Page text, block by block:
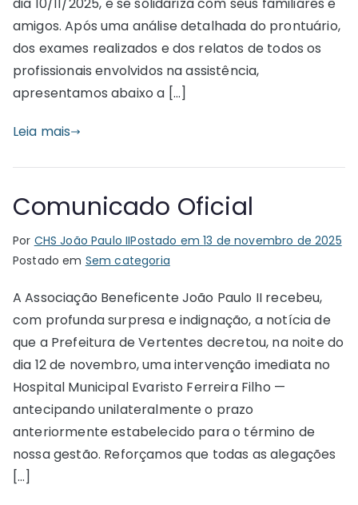
amigos. Após uma análise detalhada do prontuário,
dos exames realizados e dos relatos de todos os
profissionais envolvidos na assistência,
apresentamos abaixo a […]
Leia mais
Comunicado Oficial
Por CHS João Paulo IIPostado em13 de novembro de 2025
Postado em Sem categoria
A Associação Beneficente João Paulo II recebeu,
com profunda surpresa e indignação, a notícia de
que a Prefeitura de Vertentes decretou, na noite do
dia 12 de novembro, uma intervenção imediata no
Hospital Municipal Evaristo Ferreira Filho —
antecipando unilateralmente o prazo
anteriormente estabelecido para o término de
nossa gestão. Reforçamos que todas as alegações
[…]